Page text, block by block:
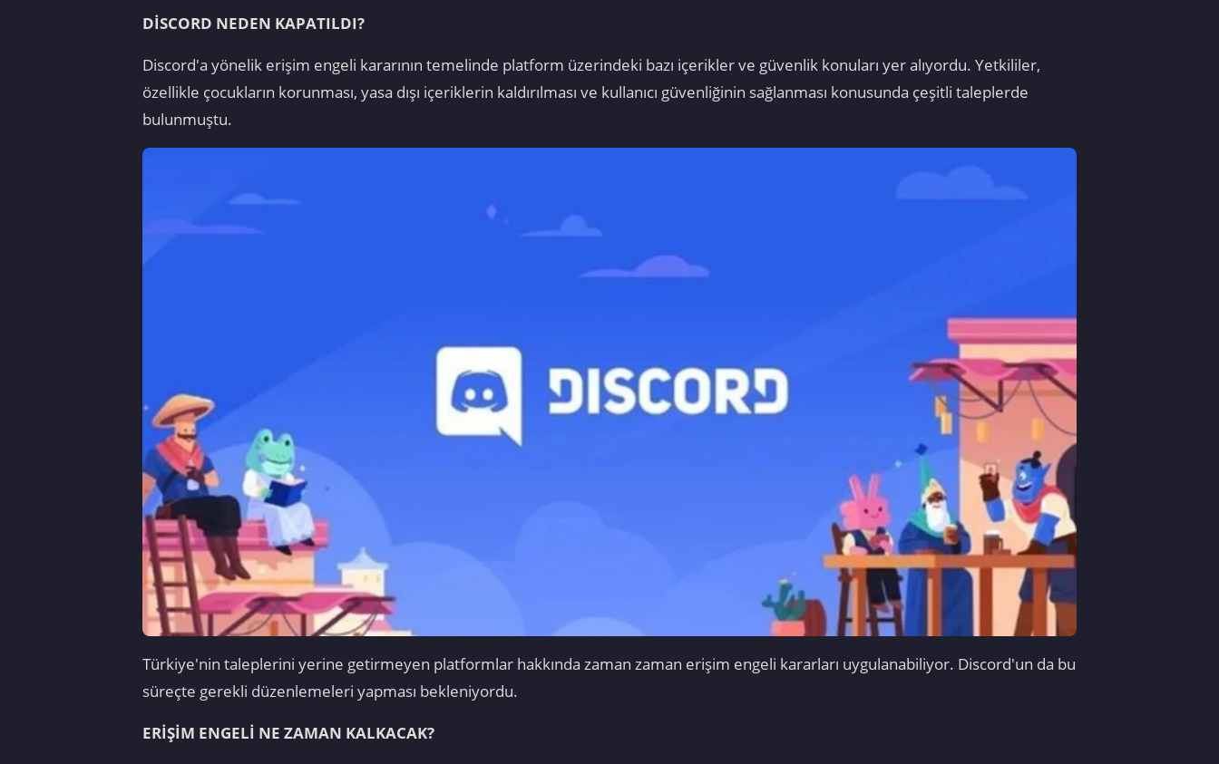
DİSCORD NEDEN KAPATILDI?
Discord'a yönelik erişim engeli kararının temelinde platform üzerindeki bazı içerikler ve güvenlik konuları yer alıyordu. Yetkililer,
özellikle çocukların korunması, yasa dışı içeriklerin kaldırılması ve kullanıcı güvenliğinin sağlanması konusunda çeşitli taleplerde
bulunmuştu.
Türkiye'nin taleplerini yerine getirmeyen platformlar hakkında zaman zaman erişim engeli kararları uygulanabiliyor. Discord'un da bu
süreçte gerekli düzenlemeleri yapması bekleniyordu.
ERİŞİM ENGELİ NE ZAMAN KALKACAK?